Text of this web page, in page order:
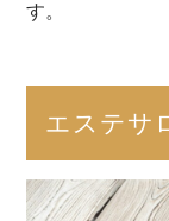
す。
エステサ